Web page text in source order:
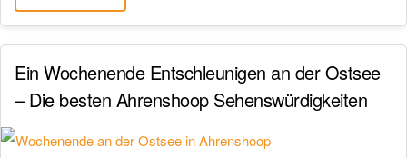
Ein Wochenende Entschleunigen an der Ostsee
– Die besten Ahrenshoop Sehenswürdigkeiten